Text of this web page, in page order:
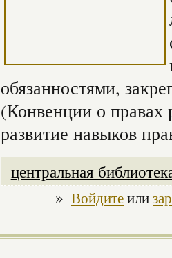
обязанностями,
(Конвенции о
развитие навыков
центральная
» Войдитеили